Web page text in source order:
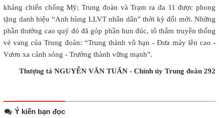
kháng chiến chống Mỹ; Trung đoàn và Trạm ra đa 11 được phong
tặng danh hiệu “Anh hùng LLVT nhân dân” thời kỳ đổi mới. Những
phần thưởng cao quý đó đã góp phần hun đúc, tô thắm truyền thống
vẻ vang của Trung đoàn: “Trung thành vô hạn - Đưa máy lên cao -
Vươn xa cánh sóng - Trưởng thành vững mạnh”.
Thượng tá NGUYỄN VĂN TUẤN - Chính ủy Trung đoàn 292
Ý kiến bạn đọc